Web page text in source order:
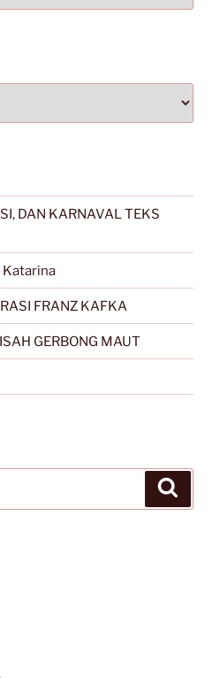
DAN KARNAVAL TEKS
Katarina
FRANZ KAFKA
GERBONG MAUT